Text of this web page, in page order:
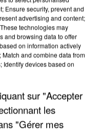
PAR UNE
SAVOIE
Ensure security, prevent and
advertising and content;
technologies may
and browsing data to offer
on information actively
and combine data from
Identify devices based on
sur "Accepter
les
"Gérer mes